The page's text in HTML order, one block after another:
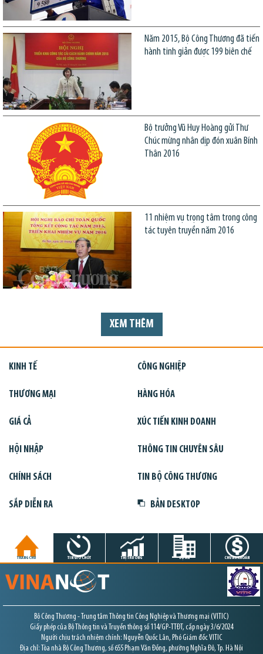
Năm 2015, Bộ Công Thương đã tiến
hành tinh giản được 199 biên chế
Bộ trưởng Vũ Huy Hoàng gửi Thư
Chúc mừng nhân dịp đón xuân Bính
Thân 2016
11 nhiệm vụ trọng tâm trong công
tác tuyên truyền năm 2016
XEM THÊM
KINH TẾ CÔNG NGHIỆP
THƯƠNG MẠI HÀNG HÓA
GIÁ CẢ XÚC TIẾN KINH DOANH
HỘI NHẬP THÔNG TIN CHUYÊN SÂU
CHÍNH SÁCH TIN BỘ CÔNG THƯƠNG
SẮP DIỄN RA BẢN DESKTOP
TRANG CHỦ TIN GIỜ CHÓT THỊ TRƯỜNG DỰ ÁN CHỨNG KHOÁN
Bộ Công Thương - Trung tâm Thông tin Công Nghiệp và Thương mại (VITIC)
Giấy phép của Bộ Thông tin và Truyền thông số 114/GP-TTĐT, cấp ngày 3/6/2024
Người chịu trách nhiệm chính: Nguyễn Quốc Lân, Phó Giám đốc VITIC
Địa chỉ: Tòa nhà Bộ Công Thương, số 655 Phạm Văn Đồng, phường Nghĩa Đô, Tp. Hà Nội